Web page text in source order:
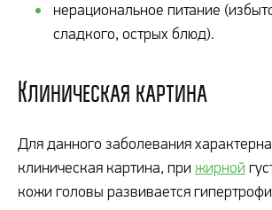
нерациональное питание
сладкого, острых блюд).
Клиническая картина
Для данного заболевания
клиническая картина, при жирной
кожи головы развивается